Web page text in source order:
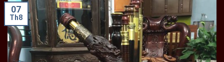
07
Th8